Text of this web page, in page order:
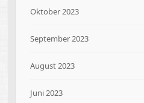
Oktober 2023
September 2023
August 2023
Juni 2023